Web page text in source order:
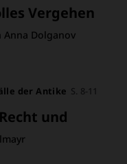
Vergehen
Anna Dolganov
der Antike S. 8-11
und